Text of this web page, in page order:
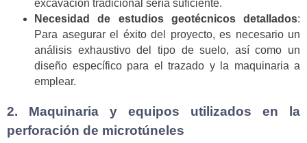
excavación tradicional sería suficiente.
Necesidad de estudios geotécnicos detallados:
Para asegurar el éxito del proyecto, es necesario un
análisis exhaustivo del tipo de suelo, así como un
diseño específico para el trazado y la maquinaria a
emplear.
2. Maquinaria y equipos utilizados en la
perforación de microtúneles